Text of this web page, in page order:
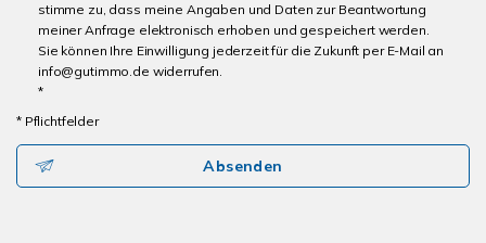
stimme zu, dass meine Angaben und Daten zur Beantwortung
meiner Anfrage elektronisch erhoben und gespeichert werden.
Sie können Ihre Einwilligung jederzeit für die Zukunft per E-Mail an
info@gutimmo.de widerrufen.
*
* Pflichtfelder
Absenden